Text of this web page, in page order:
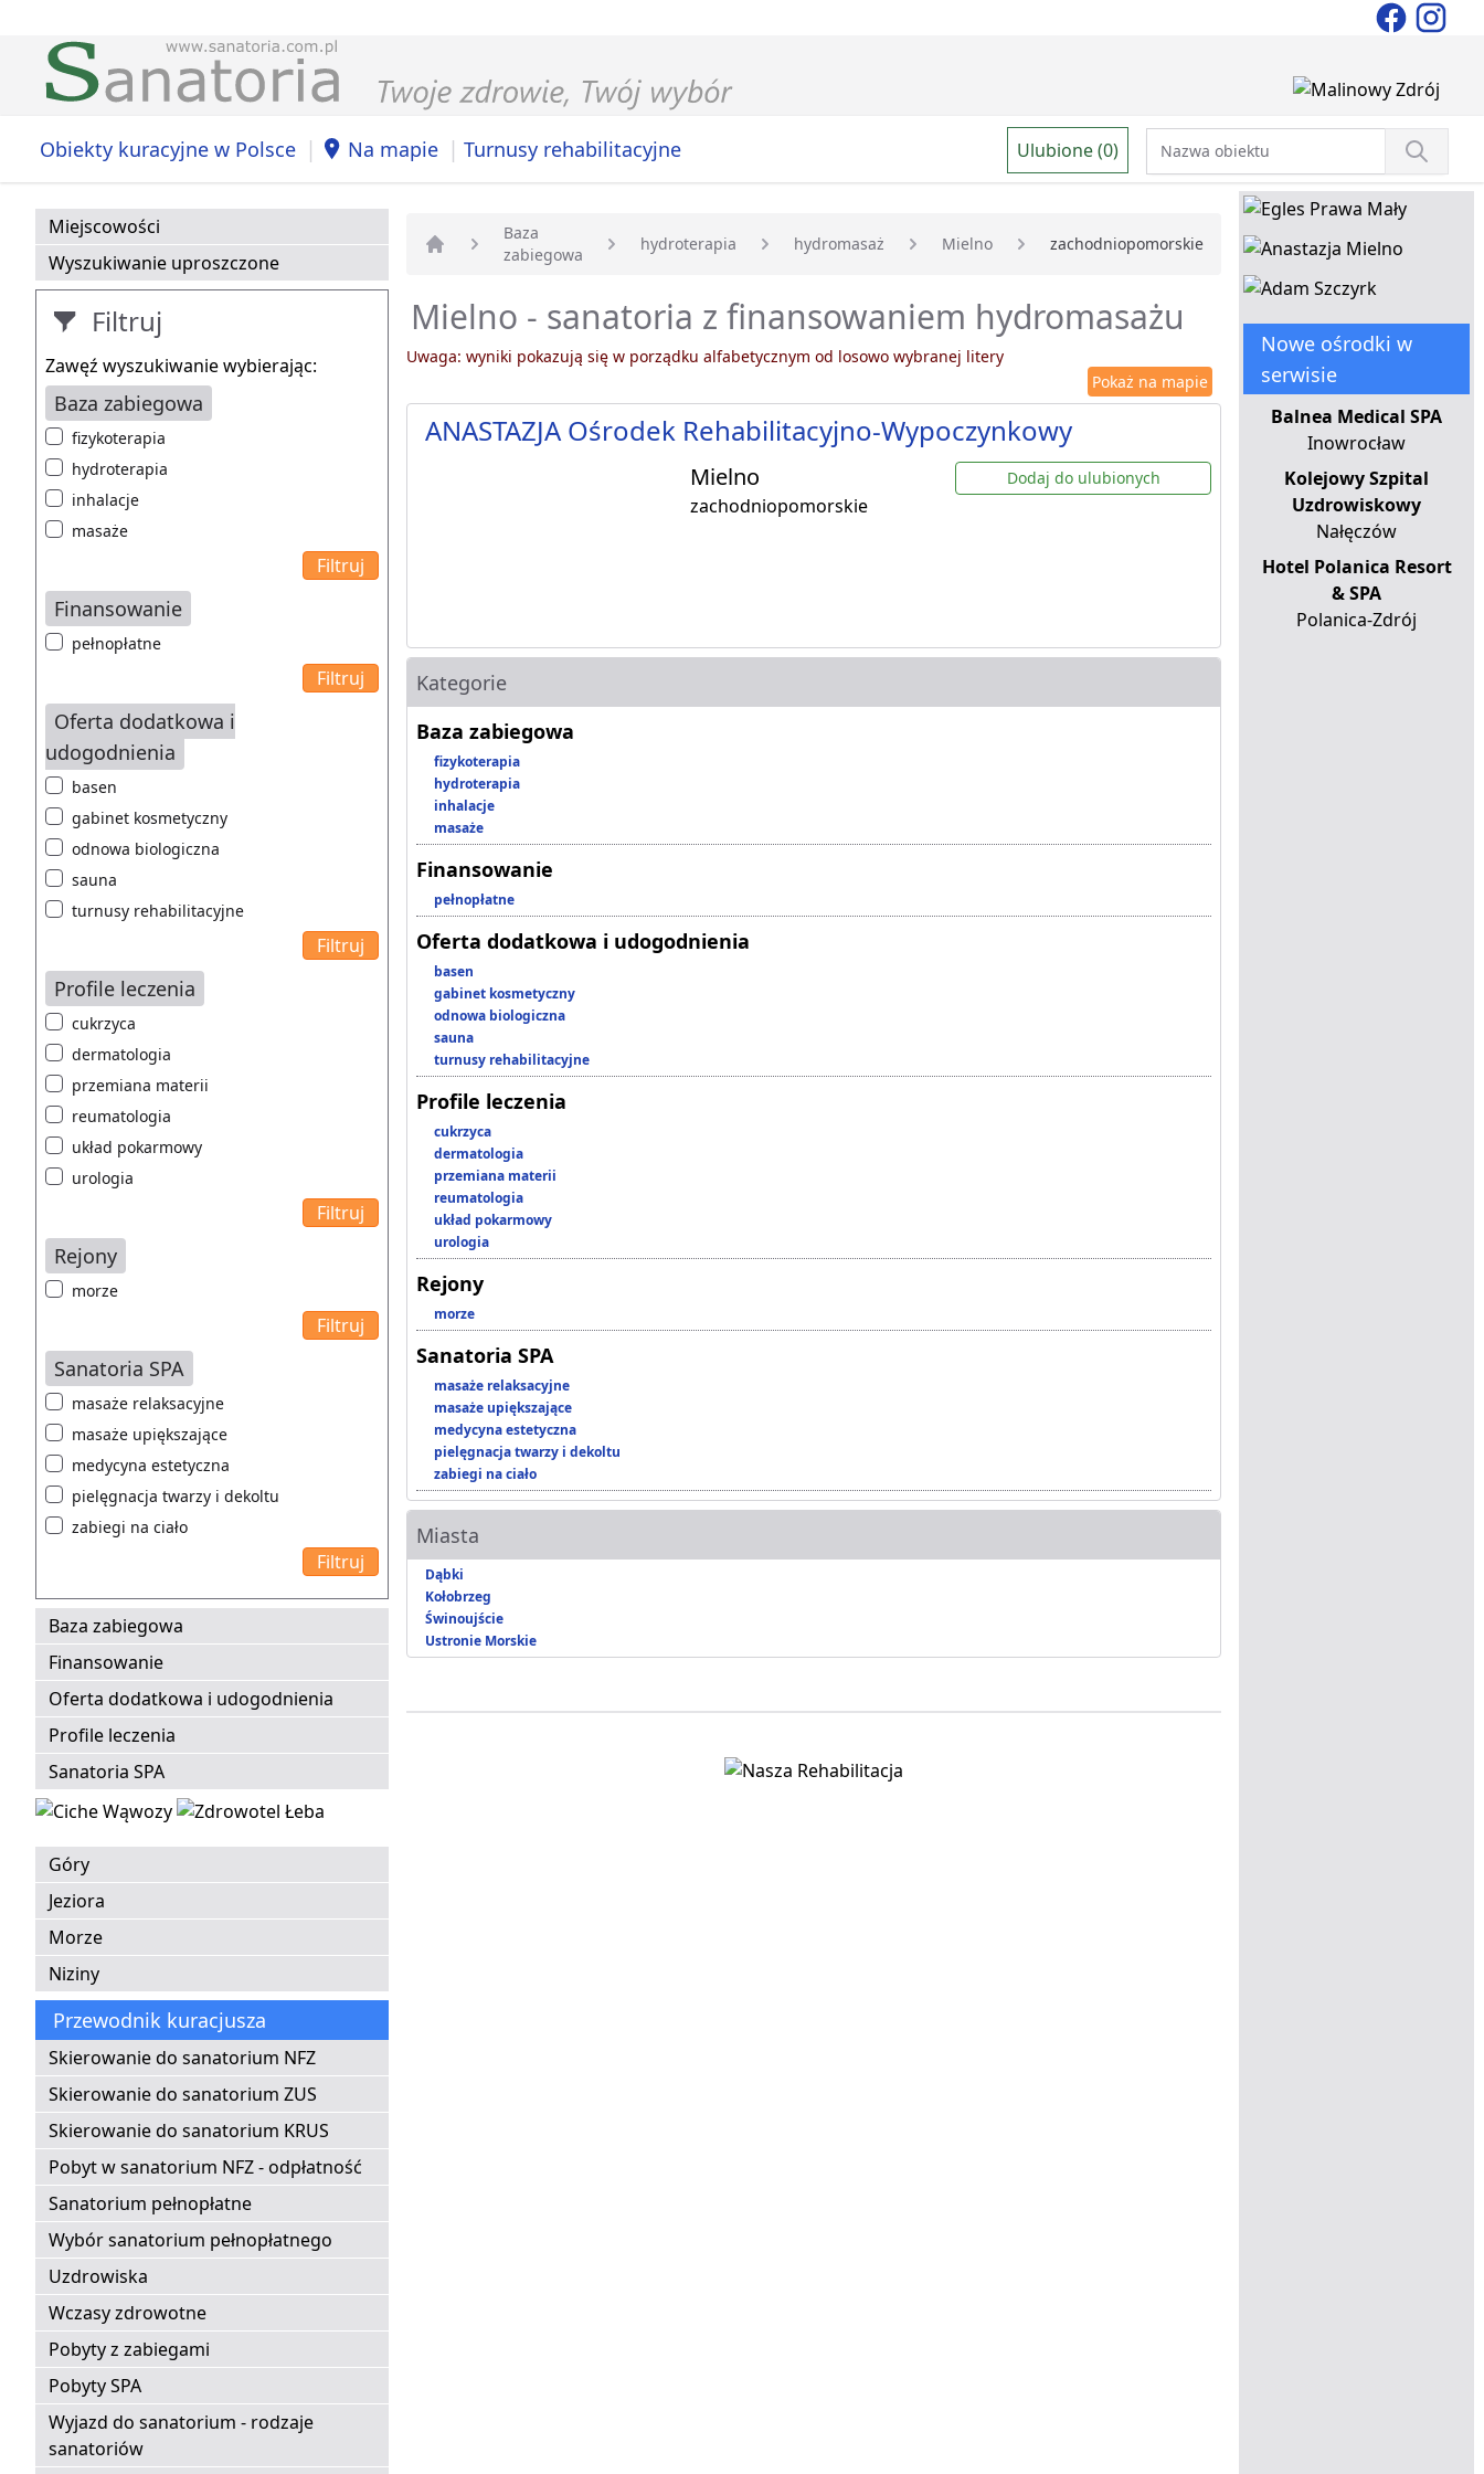
Obiekty kuracyjne w Polsce | Na mapie | Turnusy rehabilitacyjne Ulubione (0)
Miejscowości
Wyszukiwanie uproszczone
Filtruj
Zawęź wyszukiwanie wybierając:
Baza zabiegowa
fizykoterapia
hydroterapia
inhalacje
masaże
Finansowanie
pełnopłatne
Oferta dodatkowa i
udogodnienia
basen
gabinet kosmetyczny
odnowa biologiczna
sauna
turnusy rehabilitacyjne
Profile leczenia
cukrzyca
dermatologia
przemiana materii
reumatologia
układ pokarmowy
urologia
Rejony
morze
Sanatoria SPA
masaże relaksacyjne
masaże upiększające
medycyna estetyczna
pielęgnacja twarzy i dekoltu
zabiegi na ciało
Baza zabiegowa
Finansowanie
Oferta dodatkowa i udogodnienia
Profile leczenia
Sanatoria SPA
Góry
Jeziora
Morze
Niziny
Przewodnik kuracjusza
Skierowanie do sanatorium NFZ
Skierowanie do sanatorium ZUS
Skierowanie do sanatorium KRUS
Pobyt w sanatorium NFZ - odpłatność
Sanatorium pełnopłatne
Wybór sanatorium pełnopłatnego
Uzdrowiska
Wczasy zdrowotne
Pobyty z zabiegami
Pobyty SPA
Wyjazd do sanatorium - rodzaje
sanatoriów
Strona główna
Baza
zabiegowa
hydroterapia hydromasaż Mielno zachodniopomorskie
Mielno - sanatoria z finansowaniem hydromasażu
Uwaga: wyniki pokazują się w porządku alfabetycznym od losowo wybranej litery
Pokaż na mapie
ANASTAZJA Ośrodek Rehabilitacyjno-Wypoczynkowy
Mielno
zachodniopomorskie
Dodaj do ulubionych
Kategorie
Baza zabiegowa
fizykoterapia
hydroterapia
inhalacje
masaże
Finansowanie
pełnopłatne
Oferta dodatkowa i udogodnienia
basen
gabinet kosmetyczny
odnowa biologiczna
sauna
turnusy rehabilitacyjne
Profile leczenia
cukrzyca
dermatologia
przemiana materii
reumatologia
układ pokarmowy
urologia
Rejony
morze
Sanatoria SPA
masaże relaksacyjne
masaże upiększające
medycyna estetyczna
pielęgnacja twarzy i dekoltu
zabiegi na ciało
Miasta
Dąbki
Kołobrzeg
Świnoujście
Ustronie Morskie
Nowe ośrodki w
serwisie
Balnea Medical SPA
Inowrocław
Kolejowy Szpital
Uzdrowiskowy
Nałęczów
Hotel Polanica Resort
& SPA
Polanica-Zdrój